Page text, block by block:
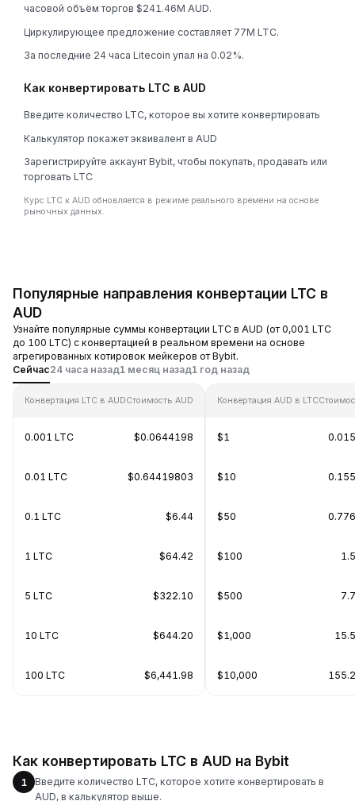
часовой объём торгов $241.46M AUD.
Циркулирующее предложение составляет 77M LTC.
За последние 24 часа Litecoin упал на 0.02%.
Как конвертировать LTC в AUD
Введите количество LTC, которое вы хотите конвертировать
Калькулятор покажет эквивалент в AUD
Зарегистрируйте аккаунт Bybit, чтобы покупать, продавать или
торговать LTC
Курс LTC к AUD обновляется в режиме реального времени на основе
рыночных данных.
Популярные направления конвертации LTC в
AUD
Узнайте популярные суммы конвертации LTC в AUD (от 0,001 LTC
до 100 LTC) с конвертацией в реальном времени на основе
агрегированных котировок мейкеров от Bybit.
Сейчас24 часа назад1 месяц назад1 год назад
Конвертация LTC в AUDСтоимость AUD
0.001 LTC $0.0644198
0.01 LTC $0.64419803
0.1 LTC $6.44
1 LTC $64.42
5 LTC $322.10
10 LTC $644.20
100 LTC $6,441.98
Конвертация AUD в LTC
$1
$10
$50
$100
$500
$1,000
$10,000
Как конвертировать LTC в AUD на Bybit
1
Введите количество LTC, которое хотите конвертировать в
AUD, в калькулятор выше.